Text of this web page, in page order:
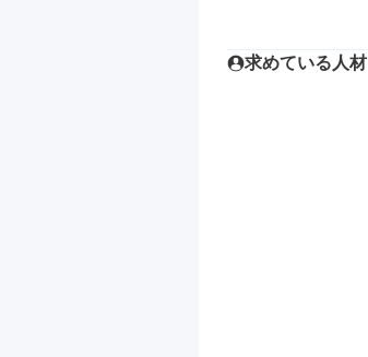
求めている人材